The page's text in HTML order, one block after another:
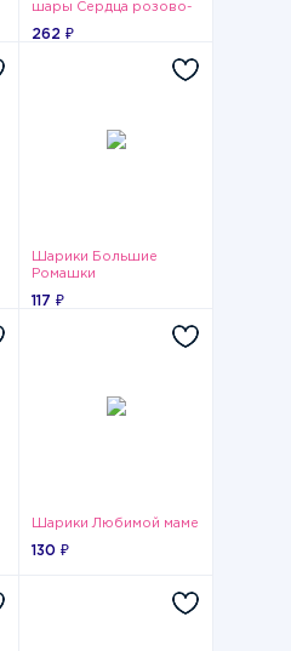
шары Сердца розово-
262 ₽
Шарики Большие
Ромашки
117 ₽
Шарики Любимой маме
130 ₽